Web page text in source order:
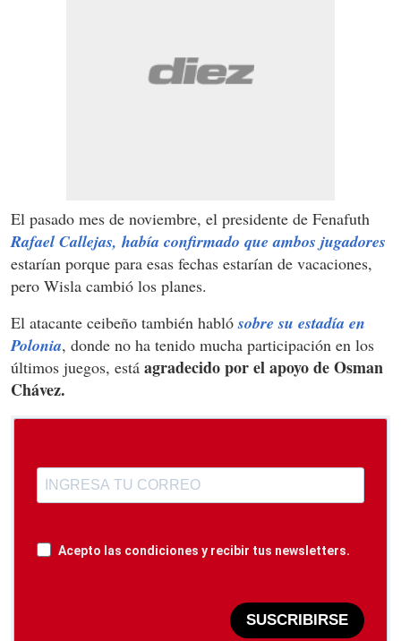
El pasado mes de noviembre, el presidente de Fenafuth
Rafael Callejas, había confirmado que ambos jugadores
estarían porque para esas fechas estarían de vacaciones,
pero Wisla cambió los planes.
El atacante ceibeño también hablósobre su estadía en
Polonia, donde no ha tenido mucha participación en los
últimos juegos, está agradecido por el apoyo de Osman
Chávez.
Acepto las condiciones y recibir tus newsletters.
SUSCRIBIRSE